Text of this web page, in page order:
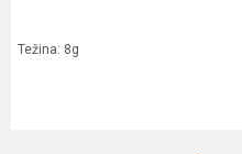
Težina: 8g